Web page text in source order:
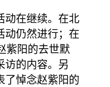
动在继续。在北
动仍然进行；在
紫阳的去世默
访的内容。另
了悼念赵紫阳的